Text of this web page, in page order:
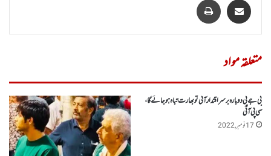
متعلقہ مواد
بی جے پی دوبارہ برسراقتدار آئی توبھارت تباہ ہو جائے گا،
سی پی آئی
17 نومبر, 2022